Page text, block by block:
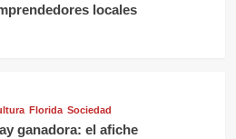
locales
Florida Sociedad
ganadora: el afiche